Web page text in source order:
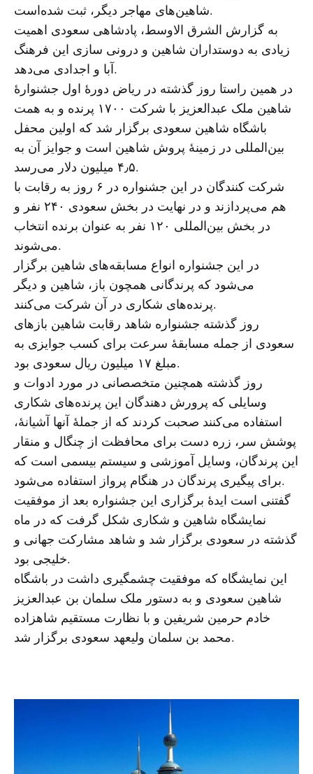
شاهین‌های مهاجر دیگر، ثبت شده‌است.
به گزارش الشرق الاوسط، پادشاهی سعودی اهمیت
زیادی به دوستداران شاهین و درونی سازی این فرهنگ
آبا و اجدادی می‌دهد.
در همین راستا روز گذشته در ریاض دورهٔ اول جشنوارهٔ
شاهین ملک عبدالعزیز با شرکت ۱۷۰۰ پرنده و به همت
باشگاه شاهین سعودی برگزار شد که اولین محفل
بین‌المللی در زمینهٔ پروش شاهین است و جوایز آن به
۴٫۵ میلیون دلار می‌رسد.
شرکت کنندگان در این جشنواره در ۶ روز به رقابت با
هم می‌پردازند و در نهایت در بخش سعودی ۲۴۰ نفر و
در بخش بین‌المللی ۱۲۰ نفر به عنوان برنده انتخاب
می‌شوند.
در این جشنواره انواع مسابقه‌های شاهین برگزار
می‌شود که پرندگانی همچون باز، شاهین و دیگر
پرنده‌های شکاری در آن شرکت می‌کنند.
روز گذشته جشنواره شاهد رقابت شاهین بازهای
سعودی از جمله مسابقهٔ سرعت برای کسب جوایزی به
مبلغ ۱۷ میلیون ریال سعودی بود.
روز گذشته همچنین متخصصانی در مورد ادوات و
وسایلی که پرورش دهندگان این پرنده‌های شکاری
استفاده می‌کنند صحبت کردند که از جملهٔ آنها آشیانهٔ،
پوشش سر، زره دست برای محافظت از چنگال و منقار
این پرندگان، وسایل آموزشی و سیستم بیسمی است که
برای پیگیری پرندگان در هنگام پرواز استفاده می‌شود.
گفتنی است ایدهٔ برگزاری این جشنواره بعد از موفقیت
نمایشگاه شاهین و شکاری شکل گرفت که در ماه
گذشته در سعودی برگزار شد و شاهد مشارکت جهانی و
خلیجی بود.
این نمایشگاه که موفقیت چشمگیری داشت در باشگاه
شاهین سعودی و به دستور ملک سلمان بن عبدالعزیز
خادم حرمین شریفین و با نظارت مستقیم شاهزاده
محمد بن سلمان ولیعهد سعودی برگزار شد.